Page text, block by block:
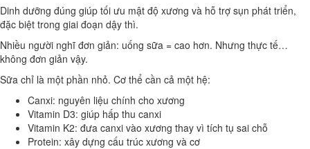
Dinh dưỡng đúng giúp tối ưu mật độ xương và hỗ trợ sụn phát triển,
đặc biệt trong giai đoạn dậy thì.
Nhiều người nghĩ đơn giản: uống sữa = cao hơn. Nhưng thực tế…
không đơn giản vậy.
Sữa chỉ là một phần nhỏ. Cơ thể cần cả một hệ:
Canxi: nguyên liệu chính cho xương
Vitamin D3: giúp hấp thu canxi
Vitamin K2: đưa canxi vào xương thay vì tích tụ sai chỗ
Protein: xây dựng cấu trúc xương và cơ